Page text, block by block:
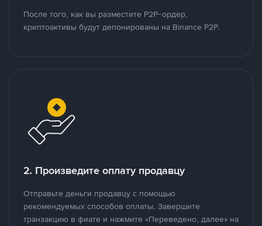
После того, как вы разместите P2P-ордер,
криптоактивы будут депонированы на Binance P2P.
2. Произведите оплату продавцу
Отправьте деньги продавцу с помощью
рекомендуемых способов оплаты. Завершите
транзакцию в фиате и нажмите «Переведено, далее» на